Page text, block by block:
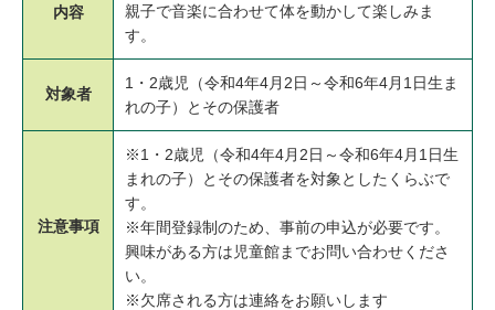
内容
親子で音楽に合わせて体を動かして楽しみま
す。
対象者
1・2歳児（令和4年4月2日～令和6年4月1日生ま
れの子）とその保護者
注意事項
※1・2歳児（令和4年4月2日～令和6年4月1日生
まれの子）とその保護者を対象としたくらぶで
す。
※年間登録制のため、事前の申込が必要です。
興味がある方は児童館までお問い合わせくださ
い。
※欠席される方は連絡をお願いします